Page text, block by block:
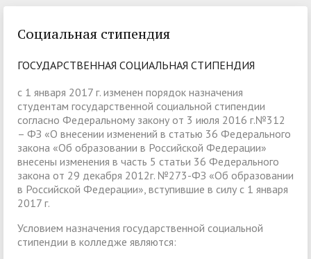
Социальная стипендия
ГОСУДАРСТВЕННАЯ СОЦИАЛЬНАЯ СТИПЕНДИЯ
с 1 января 2017 г. изменен порядок назначения
студентам государственной социальной стипендии
согласно Федеральному закону от 3 июля 2016 г.№312
– ФЗ «О внесении изменений в статью 36 Федерального
закона «Об образовании в Российской Федерации»
внесены изменения в часть 5 статьи 36 Федерального
закона от 29 декабря 2012г. №273-ФЗ «Об образовании
в Российской Федерации», вступившие в силу с 1 января
2017 г.
Условием назначения государственной социальной
стипендии в колледже являются: